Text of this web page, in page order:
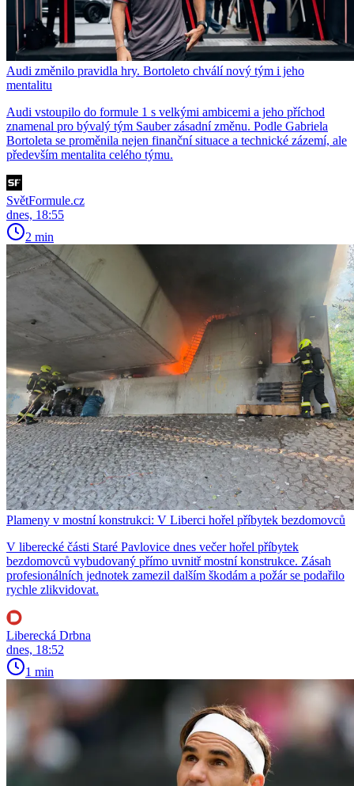
Audi změnilo pravidla hry. Bortoleto chválí nový tým i jeho
mentalitu
Audi vstoupilo do formule 1 s velkými ambicemi a jeho příchod
znamenal pro bývalý tým Sauber zásadní změnu. Podle Gabriela
Bortoleta se proměnila nejen finanční situace a technické zázemí, ale
především mentalita celého týmu.
SvětFormule.cz
dnes, 18:55
2 min
Plameny v mostní konstrukci: V Liberci hořel příbytek bezdomovců
V liberecké části Staré Pavlovice dnes večer hořel příbytek
bezdomovců vybudovaný přímo uvnitř mostní konstrukce. Zásah
profesionálních jednotek zamezil dalším škodám a požár se podařilo
rychle zlikvidovat.
Liberecká Drbna
dnes, 18:52
1 min